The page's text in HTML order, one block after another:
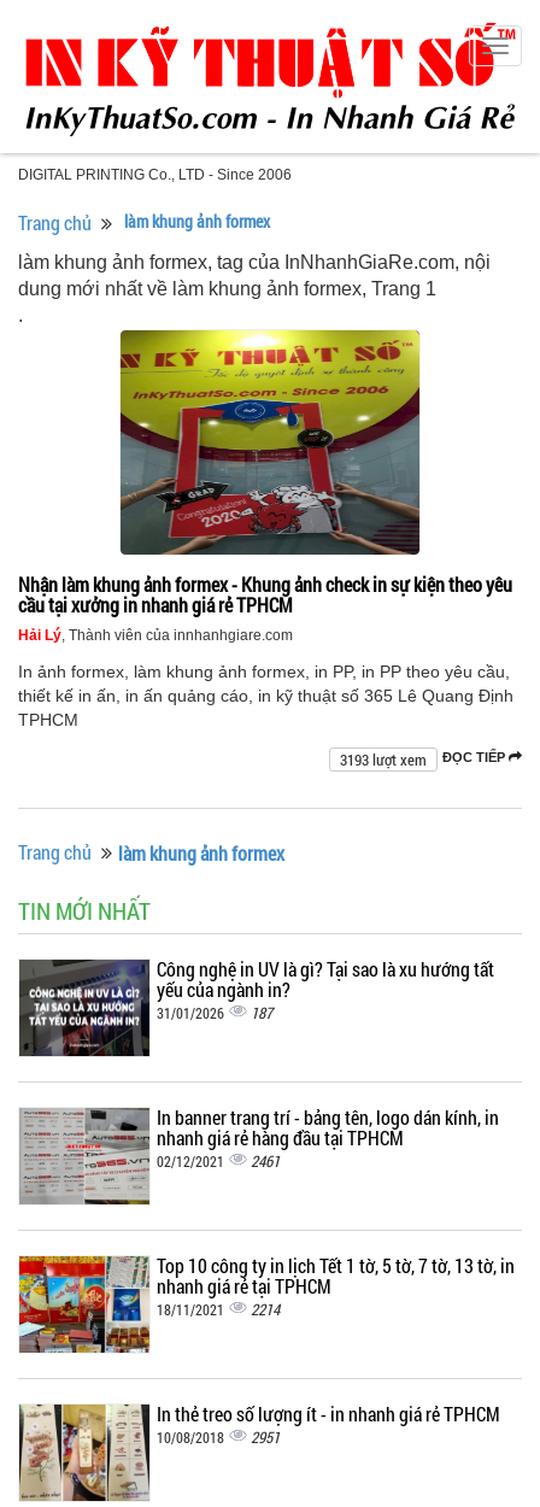
DIGITAL PRINTING Co., LTD - Since 2006
Trang chủ làm khung ảnh formex
làm khung ảnh formex, tag của InNhanhGiaRe.com, nội
dung mới nhất về làm khung ảnh formex, Trang 1
.
Nhận làm khung ảnh formex - Khung ảnh check in sự kiện theo yêu
cầu tại xưởng in nhanh giá rẻ TPHCM
Hải Lý, Thành viên của innhanhgiare.com
In ảnh formex, làm khung ảnh formex, in PP, in PP theo yêu cầu,
thiết kế in ấn, in ấn quảng cáo, in kỹ thuật số 365 Lê Quang Định
TPHCM
ĐỌC TIẾP
3193 lượt xem
Trang chủ làm khung ảnh formex
TIN MỚI NHẤT
Công nghệ in UV là gì? Tại sao là xu hướng tất
yếu của ngành in?
31/01/2026 187
In banner trang trí - bảng tên, logo dán kính, in
nhanh giá rẻ hàng đầu tại TPHCM
02/12/2021 2461
Top 10 công ty in lịch Tết 1 tờ, 5 tờ, 7 tờ, 13 tờ, in
nhanh giá rẻ tại TPHCM
18/11/2021 2214
In thẻ treo số lượng ít - in nhanh giá rẻ TPHCM
10/08/2018 2951